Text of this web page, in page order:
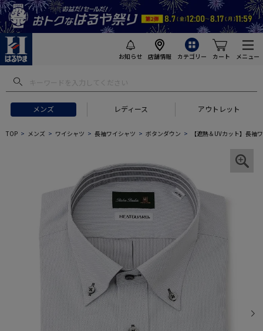
お知らせ 店舗情報 カテゴリー カート メニュー
メンズ レディース アウトレット
TOP メンズ ワイシャツ 長袖ワイシャツ ボタンダウン 【遮熱＆UVカット】長袖